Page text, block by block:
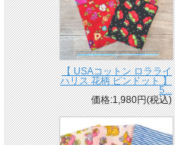
【 USAコットン ロラライ
ハリス 花柄 ピンドット 】
5...
価格:1,980円(税込)